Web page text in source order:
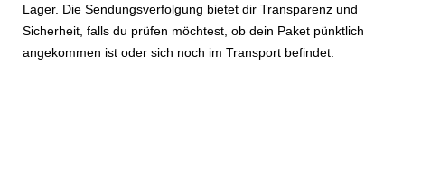
Lager. Die Sendungsverfolgung bietet dir Transparenz und
Sicherheit, falls du prüfen möchtest, ob dein Paket pünktlich
angekommen ist oder sich noch im Transport befindet.